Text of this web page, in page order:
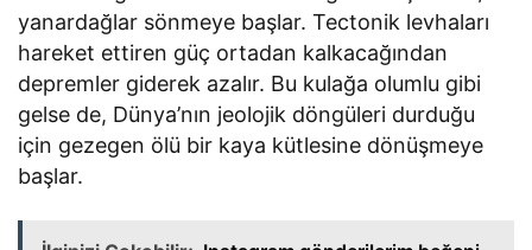
yanardağlar sönmeye başlar. Tectonik levhaları
hareket ettiren güç ortadan kalkacağından
depremler giderek azalır. Bu kulağa olumlu gibi
gelse de, Dünya’nın jeolojik döngüleri durduğu
için gezegen ölü bir kaya kütlesine dönüşmeye
başlar.